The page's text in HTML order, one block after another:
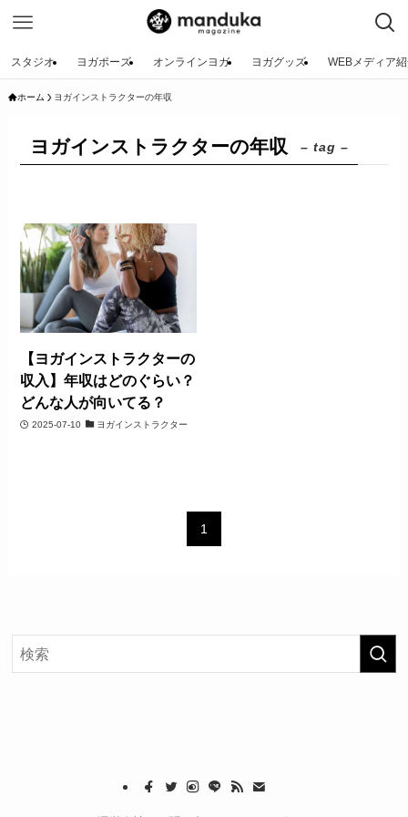
スタジオ ヨガポーズ オンラインヨガ ヨガグッズ WEBメディア
ホーム ヨガインストラクターの年収
ヨガインストラクターの年収 – tag –
【ヨガインストラクターの
収入】年収はどのぐらい？
どんな人が向いてる？
2025-07-10 ヨガインストラクター
1